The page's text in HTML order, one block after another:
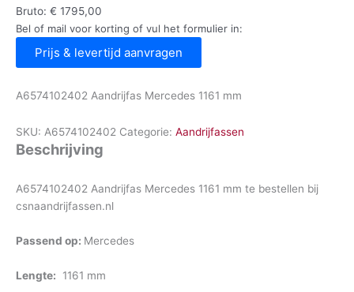
Bruto: € 1795,00
Bel of mail voor korting of vul het formulier in:
Prijs & levertijd aanvragen
A6574102402 Aandrijfas Mercedes 1161 mm
SKU: A6574102402 Categorie: Aandrijfassen
Beschrijving
A6574102402 Aandrijfas Mercedes 1161 mm te bestellen bij
csnaandrijfassen.nl
Passend op: Mercedes
Lengte: 1161 mm